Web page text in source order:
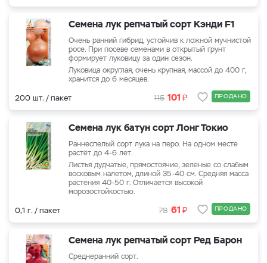
Семена лук репчатый сорт Кэнди F1
Очень ранний гибрид, устойчив к ложной мучнистой
росе. При посеве семенами в открытый грунт
формирует луковицу за один сезон.
Луковица округлая, очень крупная, массой до 400 г,
хранится до 6 месяцев.
200 шт. / пакет 115 101₽ ПРОДАНО
Семена лук батун сорт Лонг Токио
Раннеспелый сорт лука на перо. На одном месте
растёт до 4-6 лет.
Листья дудчатые, прямостоячие, зеленые со слабым
восковым налетом, длиной 35-40 см. Средняя масса
растения 40-50 г. Отличается высокой
морозостойкостью.
0,1 г. / пакет 78 61₽ ПРОДАНО
Семена лук репчатый сорт Ред Барон
Среднеранний сорт.